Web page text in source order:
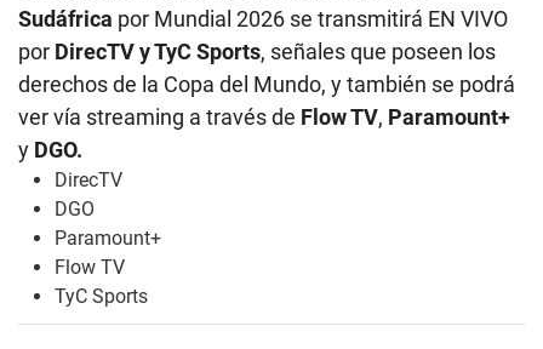
Sudáfrica por Mundial 2026 se transmitirá EN VIVO
por DirecTV y TyC Sports, señales que poseen los
derechos de la Copa del Mundo, y también se podrá
ver vía streaming a través de Flow TV, Paramount+
y DGO.
DirecTV
DGO
Paramount+
Flow TV
TyC Sports